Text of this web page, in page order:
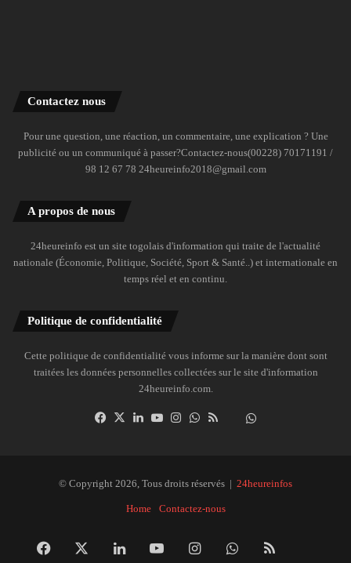
Contactez nous
Pour une question, une réaction, un commentaire, une explication ? Une
publicité ou un communiqué à passer?Contactez-nous(00228) 70171191 /
98 12 67 78 24heureinfo2018@gmail.com
A propos de nous
24heureinfo est un site togolais d'information qui traite de l'actualité
nationale (Économie, Politique, Société, Sport & Santé..) et internationale en
temps réel et en continu.
Politique de confidentialité
Cette politique de confidentialité vous informe sur la manière dont sont
traitées les données personnelles collectées sur le site d'information
24heureinfo.com.
Facebook
X LinkedinYouTubeInstagramWhatsAppDailymotion
© Copyright 2026, Tous droits réservés | 24heureinfos
Home Contactez-nous
Facebook LinkedinYouTubeInstagramWhatsApp
RSS